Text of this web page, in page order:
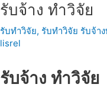
รับจ้าง ทำวิจัย
รับทำวิจัย, รับทำวิจัย รับจ้า
lisrel
รับจ้าง ทำวิจัย